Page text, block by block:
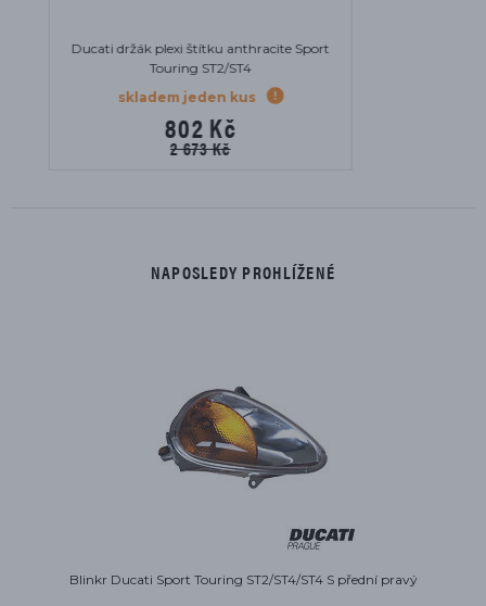
Ducati zapalovací svíčka pro Monster
620/750/S2R, Supersport 600/800, Sport
Touring ST2
NAPOSLEDY PROHLÍŽENÉ
Blinkr Ducati Sport Touring ST2/ST4/ST4 S přední pravý